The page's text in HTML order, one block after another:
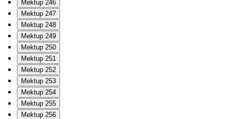
Mektup 246
Mektup 247
Mektup 248
Mektup 249
Mektup 250
Mektup 251
Mektup 252
Mektup 253
Mektup 254
Mektup 255
Mektup 256